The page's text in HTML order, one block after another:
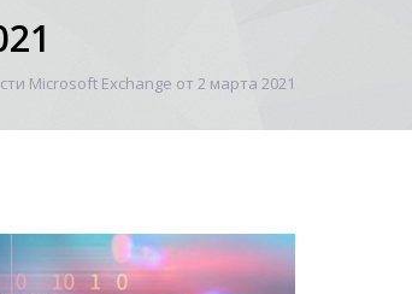
Microsoft Exchange от 2 марта 2021